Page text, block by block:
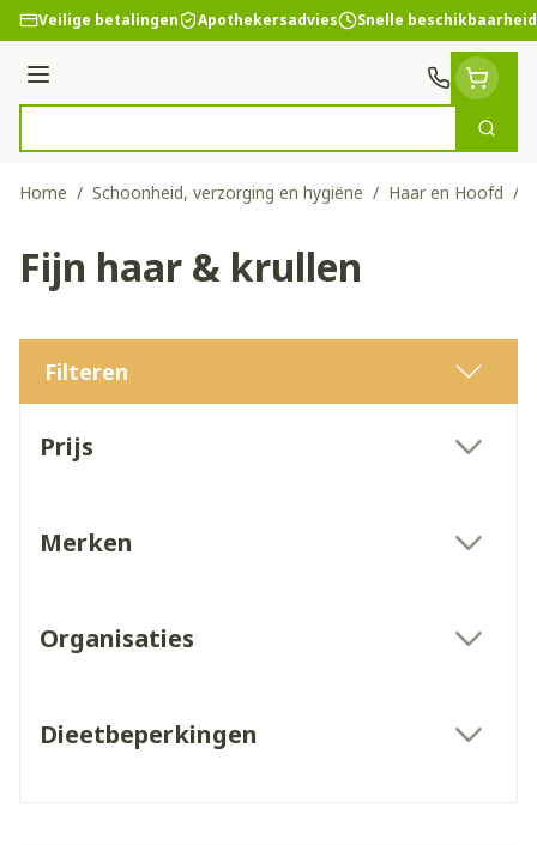
Ga naar de inhoud
Veilige betalingen Apothekersadvies Snelle beschikbaarheid
Menu
Zoek
Home / Schoonheid, verzorging en hygiëne / Haar en Hoofd /
Fijn haar & krullen
Filteren
Prijs
Merken
Organisaties
Dieetbeperkingen